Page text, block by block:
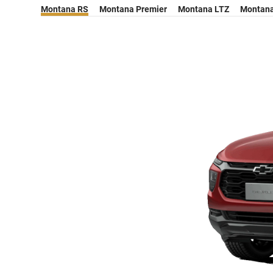
Montana RS Montana Premier Montana LTZ